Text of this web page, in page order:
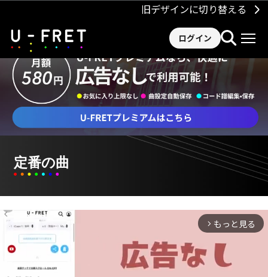
旧デザインに切り替える
ログイン
定番の曲
arrow_forward_ios もっと見る